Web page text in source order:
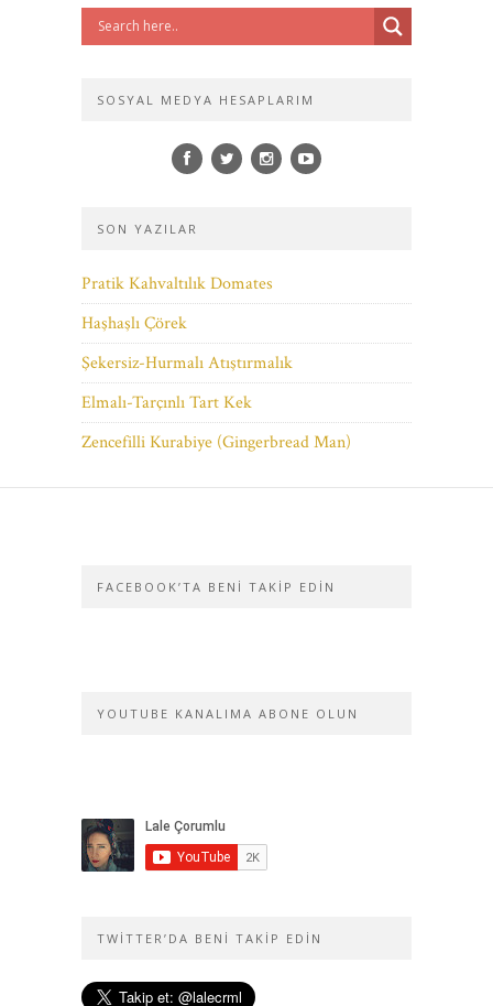
SOSYAL MEDYA HESAPLARIM
SON YAZILAR
Pratik Kahvaltılık Domates
Haşhaşlı Çörek
Şekersiz-Hurmalı Atıştırmalık
Elmalı-Tarçınlı Tart Kek
Zencefilli Kurabiye (Gingerbread Man)
FACEBOOK’TA BENI TAKIP EDIN
YOUTUBE KANALIMA ABONE OLUN
TWITTER’DA BENI TAKIP EDIN